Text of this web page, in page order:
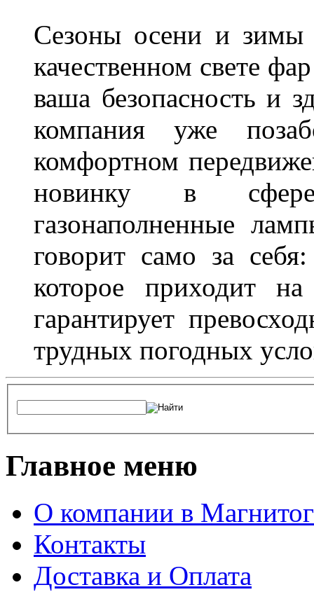
Сезоны осени и зимы
качественном свете
ваша безопасность и
компания уже
комфортном
новинку в
газонаполненные
говорит само за
которое приходит
гарантирует
трудных погодных
Главное меню
О компании в
Контакты
Доставка и Оплата